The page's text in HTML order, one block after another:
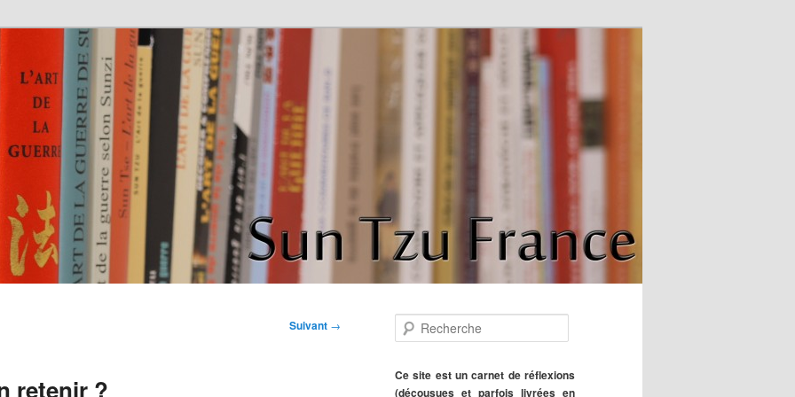
la guerre" de Sun Tzu
Suivant →
retenir ?
e
h
e
Ce site est un carnet de réflexions
(décousues et parfois livrées en